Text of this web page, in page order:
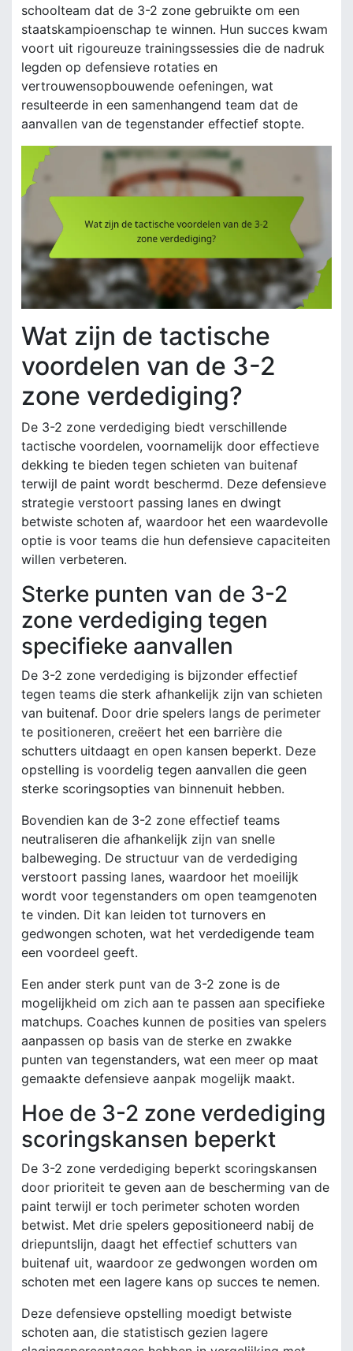
schoolteam dat de 3-2 zone gebruikte om een
staatskampioenschap te winnen. Hun succes kwam
voort uit rigoureuze trainingssessies die de nadruk
legden op defensieve rotaties en
vertrouwensopbouwende oefeningen, wat
resulteerde in een samenhangend team dat de
aanvallen van de tegenstander effectief stopte.
Wat zijn de tactische
voordelen van de 3-2
zone verdediging?
De 3-2 zone verdediging biedt verschillende
tactische voordelen, voornamelijk door effectieve
dekking te bieden tegen schieten van buitenaf
terwijl de paint wordt beschermd. Deze defensieve
strategie verstoort passing lanes en dwingt
betwiste schoten af, waardoor het een waardevolle
optie is voor teams die hun defensieve capaciteiten
willen verbeteren.
Sterke punten van de 3-2
zone verdediging tegen
specifieke aanvallen
De 3-2 zone verdediging is bijzonder effectief
tegen teams die sterk afhankelijk zijn van schieten
van buitenaf. Door drie spelers langs de perimeter
te positioneren, creëert het een barrière die
schutters uitdaagt en open kansen beperkt. Deze
opstelling is voordelig tegen aanvallen die geen
sterke scoringsopties van binnenuit hebben.
Bovendien kan de 3-2 zone effectief teams
neutraliseren die afhankelijk zijn van snelle
balbeweging. De structuur van de verdediging
verstoort passing lanes, waardoor het moeilijk
wordt voor tegenstanders om open teamgenoten
te vinden. Dit kan leiden tot turnovers en
gedwongen schoten, wat het verdedigende team
een voordeel geeft.
Een ander sterk punt van de 3-2 zone is de
mogelijkheid om zich aan te passen aan specifieke
matchups. Coaches kunnen de posities van spelers
aanpassen op basis van de sterke en zwakke
punten van tegenstanders, wat een meer op maat
gemaakte defensieve aanpak mogelijk maakt.
Hoe de 3-2 zone verdediging
scoringskansen beperkt
De 3-2 zone verdediging beperkt scoringskansen
door prioriteit te geven aan de bescherming van de
paint terwijl er toch perimeter schoten worden
betwist. Met drie spelers gepositioneerd nabij de
driepuntslijn, daagt het effectief schutters van
buitenaf uit, waardoor ze gedwongen worden om
schoten met een lagere kans op succes te nemen.
Deze defensieve opstelling moedigt betwiste
schoten aan, die statistisch gezien lagere